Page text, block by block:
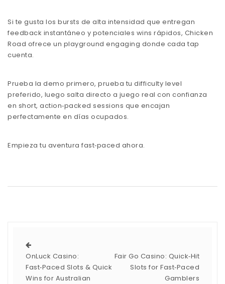
Si te gusta los bursts de alta intensidad que entregan
feedback instantáneo y potenciales wins rápidos, Chicken
Road ofrece un playground engaging donde cada tap
cuenta.
Prueba la demo primero, prueba tu difficulty level
preferido, luego salta directo a juego real con confianza
en short, action‑packed sessions que encajan
perfectamente en días ocupados.
Empieza tu aventura fast‑paced ahora.
OnLuck Casino:
Fast‑Paced Slots & Quick
Wins for Australian
Fair Go Casino: Quick‑Hit
Slots for Fast‑Paced
Gamblers